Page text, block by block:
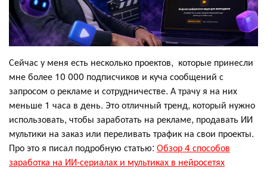
Сейчас у меня есть несколько проектов, которые принесли
мне более 10 000 подписчиков и куча сообщений с
запросом о рекламе и сотрудничестве. А трачу я на них
меньше 1 часа в день. Это отличный тренд, который нужно
использовать, чтобы заработать на рекламе, продавать ИИ
мультики на заказ или переливать трафик на свои проекты.
Про это я писал подробную статью: Обзор 4 способов
заработка на ИИ-сериалах и мультиках в нейросетях